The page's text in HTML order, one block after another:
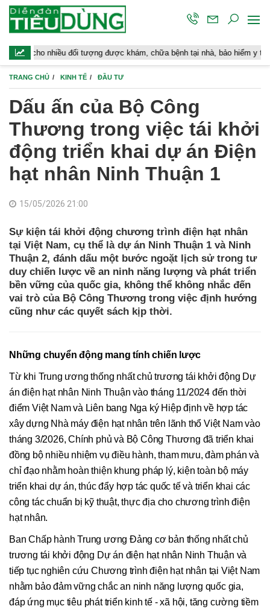
đối tượng được khám, chữa bệnh tại nhà, bảo hiểm y tế chi trả
TRANG CHỦ KINH TẾ ĐẦU TƯ
Dấu ấn của Bộ Công
Thương trong việc tái khởi
động triển khai dự án Điện
hạt nhân Ninh Thuận 1
15/05/2026 21:00
Sự kiện tái khởi động chương trình điện hạt nhân
tại Việt Nam, cụ thể là dự án Ninh Thuận 1 và Ninh
Thuận 2, đánh dấu một bước ngoặt lịch sử trong tư
duy chiến lược về an ninh năng lượng và phát triển
bền vững của quốc gia, không thể không nhắc đến
vai trò của Bộ Công Thương trong việc định hướng
cũng như các quyết sách kịp thời.
Những chuyển động mang tính chiến lược
Từ khi Trung ương thống nhất chủ trương tái khởi động Dự
án điện hạt nhân Ninh Thuận vào tháng 11/2024 đến thời
điểm Việt Nam và Liên bang Nga ký Hiệp định về hợp tác
xây dựng Nhà máy điện hạt nhân trên lãnh thổ Việt Nam vào
tháng 3/2026, Chính phủ và Bộ Công Thương đã triển khai
đồng bộ nhiều nhiệm vụ điều hành, tham mưu, đàm phán và
chỉ đạo nhằm hoàn thiện khung pháp lý, kiện toàn bộ máy
triển khai dự án, thúc đẩy hợp tác quốc tế và triển khai các
công tác chuẩn bị kỹ thuật, thực địa cho chương trình điện
hạt nhân.
Ban Chấp hành Trung ương Đảng cơ bản thống nhất chủ
trương tái khởi động Dự án điện hạt nhân Ninh Thuận và
tiếp tục nghiên cứu Chương trình điện hạt nhân tại Việt Nam
nhằm bảo đảm vững chắc an ninh năng lượng quốc gia,
đáp ứng mục tiêu phát triển kinh tế - xã hội, tăng cường tiềm